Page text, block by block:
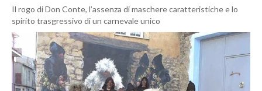
Il rogo di Don Conte, l’assenza di maschere caratteristiche e lo
spirito trasgressivo di un carnevale unico